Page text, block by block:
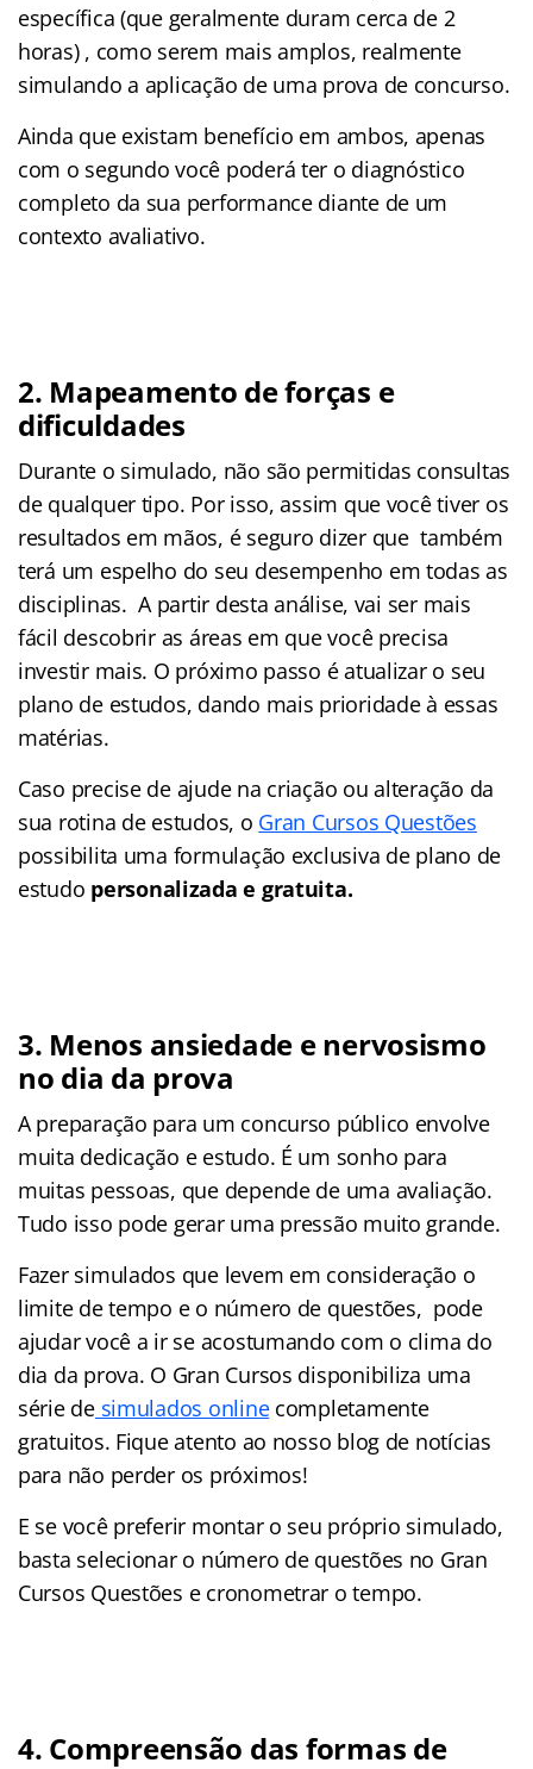
específica (que geralmente duram cerca de 2
horas) , como serem mais amplos, realmente
simulando a aplicação de uma prova de concurso.
Ainda que existam benefício em ambos, apenas
com o segundo você poderá ter o diagnóstico
completo da sua performance diante de um
contexto avaliativo.
2. Mapeamento de forças e
dificuldades
Durante o simulado, não são permitidas consultas
de qualquer tipo. Por isso, assim que você tiver os
resultados em mãos, é seguro dizer que também
terá um espelho do seu desempenho em todas as
disciplinas. A partir desta análise, vai ser mais
fácil descobrir as áreas em que você precisa
investir mais. O próximo passo é atualizar o seu
plano de estudos, dando mais prioridade à essas
matérias.
Caso precise de ajude na criação ou alteração da
sua rotina de estudos, o Gran Cursos Questões
possibilita uma formulação exclusiva de plano de
estudo personalizada e gratuita.
3. Menos ansiedade e nervosismo
no dia da prova
A preparação para um concurso público envolve
muita dedicação e estudo. É um sonho para
muitas pessoas, que depende de uma avaliação.
Tudo isso pode gerar uma pressão muito grande.
Fazer simulados que levem em consideração o
limite de tempo e o número de questões, pode
ajudar você a ir se acostumando com o clima do
dia da prova. O Gran Cursos disponibiliza uma
série desimulados onlinecompletamente
gratuitos. Fique atento ao nosso blog de notícias
para não perder os próximos!
E se você preferir montar o seu próprio simulado,
basta selecionar o número de questões no Gran
Cursos Questões e cronometrar o tempo.
4. Compreensão das formas de